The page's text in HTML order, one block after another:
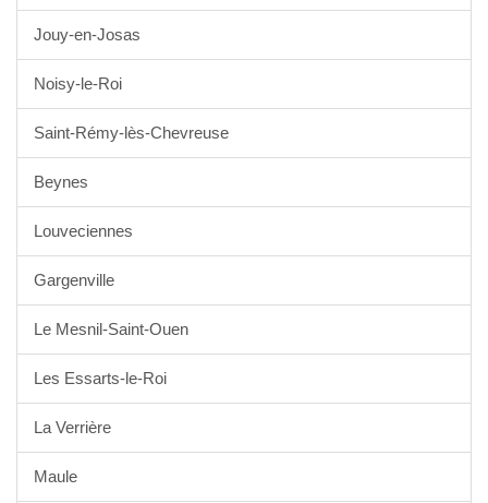
Jouy-en-Josas
Noisy-le-Roi
Saint-Rémy-lès-Chevreuse
Beynes
Louveciennes
Gargenville
Le Mesnil-Saint-Ouen
Les Essarts-le-Roi
La Verrière
Maule